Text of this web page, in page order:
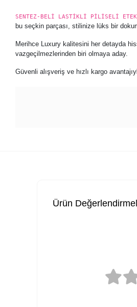
SENTEZ-BELİ LASTİKLİ PİLİSELİ ETEK
bu seçkin parçası, stilinize lüks bir
Merihce Luxury kalitesini her detayda
vazgeçilmezlerinden biri olmaya aday.
Güvenli alışveriş ve hızlı kargo
Ürün